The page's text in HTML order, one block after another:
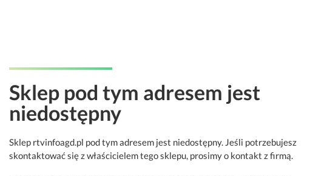
Sklep pod tym adresem jest
niedostępny
Sklep rtvinfoagd.pl pod tym adresem jest niedostępny. Jeśli potrzebujesz
skontaktować się z właścicielem tego sklepu, prosimy o kontakt z firmą.